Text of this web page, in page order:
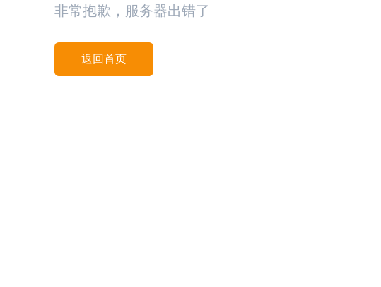
非常抱歉，服务器出错了
返回首页